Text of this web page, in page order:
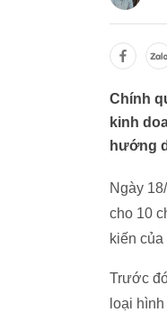
Chính
kinh
hướng
Ngày
cho 10
kiến
Trước
loại